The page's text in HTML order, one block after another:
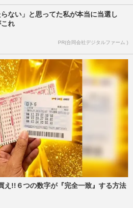
らない」と思ってた私が本当に当選し
れ
PR(合同会社デジタルファーム )
え!!６つの数字が『完全一致』する方法